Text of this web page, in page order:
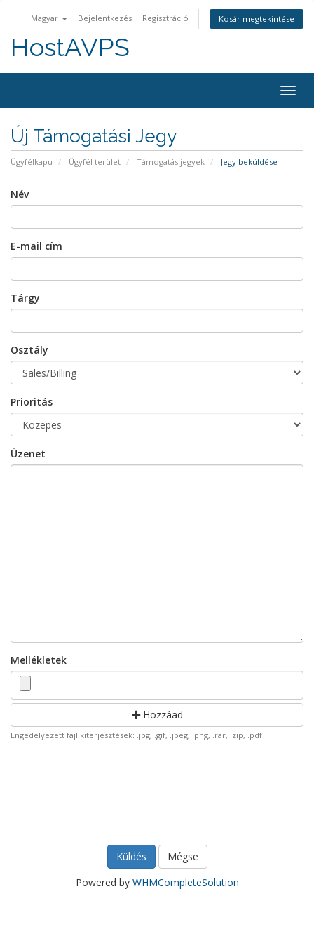
Magyar Bejelentkezés Regisztráció Kosár megtekintése
HostAVPS
Új Támogatási Jegy
Ügyfélkapu Ügyfél terület Támogatás jegyek Jegy beküldése
Név
E-mail cím
Tárgy
Osztály
Prioritás
Üzenet
Mellékletek
Hozzáad
Engedélyezett fájl kiterjesztések: .jpg, .gif, .jpeg, .png, .rar, .zip, .pdf
Mégse
Powered by WHMCompleteSolution